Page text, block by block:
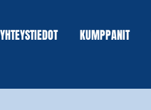
YHTEYSTIEDOT KUMPPANIT